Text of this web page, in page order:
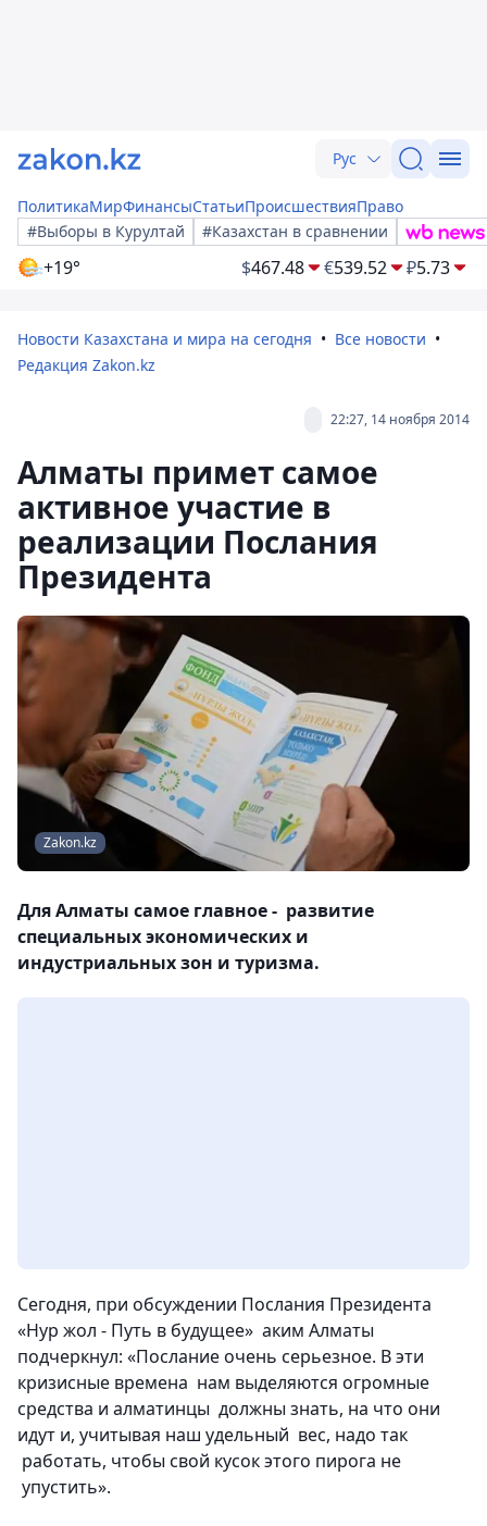
Рус
ПолитикаМирФинансыСтатьиПроисшествияПраво
#Выборы в Курултай
#Казахстан в сравнении
+19° $467.48 €539.52 ₽5.73
Новости Казахстана и мира на сегодня
Все новости
Редакция Zakon.kz
22:27, 14 ноября 2014
Алматы примет самое
активное участие в
реализации Послания
Президента
Zakon.kz
Для Алматы самое главное - развитие
специальных экономических и
индустриальных зон и туризма.
Сегодня, при обсуждении Послания Президента
«Нур жол - Путь в будущее» аким Алматы
подчеркнул: «Послание очень серьезное. В эти
кризисные времена нам выделяются огромные
средства и алматинцы должны знать, на что они
идут и, учитывая наш удельный вес, надо так
работать, чтобы свой кусок этого пирога не
упустить».